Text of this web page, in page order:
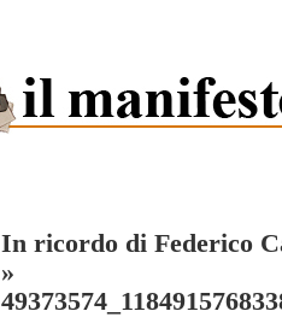
In ricordo di Federico
»